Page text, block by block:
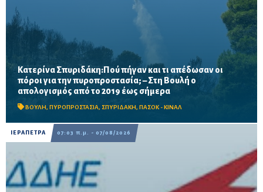
Κατερίνα Σπυριδάκη:Πού πήγαν και τι απέδωσαν οι
πόροι για την πυροπροστασία; – Στη Βουλή ο
απολογισμός από το 2019 έως σήμερα
ΒΟΥΛΗ, ΠΥΡΟΠΡΟΣΤΑΣΙΑ, ΣΠΥΡΙΔΑΚΗ, ΠΑΣΟΚ - ΚΙΝΑΛ
Το ΠΑΣΟΚ ζητά πλήρη απολογισμό των χρηματοδοτήσεων από
το 2019, στοιχεία για τα προγράμματα «ΑΙΓΙΣ» και AntiNero,
καθώς και απαντήσεις για προσωπικό, οχήματα, ε...
ΙΕΡΑΠΕΤΡΑ 07:03 π.μ. - 07/08/2026